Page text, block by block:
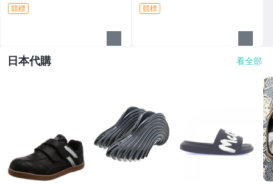
競標 競標
日本代購 看全部